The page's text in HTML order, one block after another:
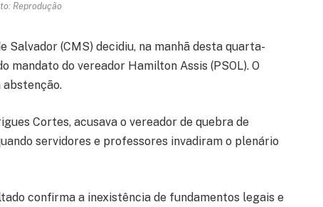
Reprodução
Salvador (CMS) decidiu, na manhã desta quarta-
mandato do vereador Hamilton Assis (PSOL). O
abstenção.
Cortes, acusava o vereador de quebra de
servidores e professores invadiram o plenário
confirma a inexistência de fundamentos legais e